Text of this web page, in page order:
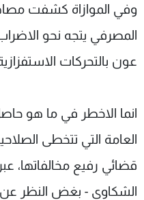
وفي الموازاة كشفت
المصرفي يتجه نحو
عون بالتحركات
انما الاخطر في ما هو
العامة التي تتخطى
قضائي رفيع مخالفاتها،
الشكاوى - بغض النظر عن